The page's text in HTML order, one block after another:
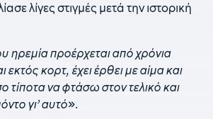
λίγες στιγμές μετά την ιστορική
ηρεμία προέρχεται από χρόνια
εκτός κορτ, έχει έρθει με αίμα και
τίποτα να φτάσω στον τελικό και
γι’ αυτό».